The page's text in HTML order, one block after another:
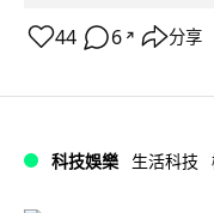
44 6 ↗ 分享
科技娛樂 生活科技